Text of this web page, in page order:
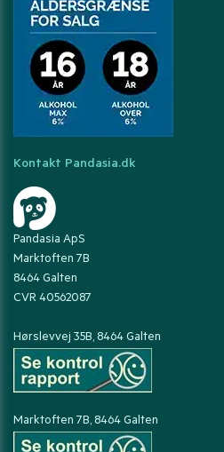
Kontakt Pandasia.dk
Pandasia ApS
Marktoften 7B
8464 Galten
CVR 40562087
Hørslevvej 35B, 8464 Galten
Marktoften 7B, 8464 Galten